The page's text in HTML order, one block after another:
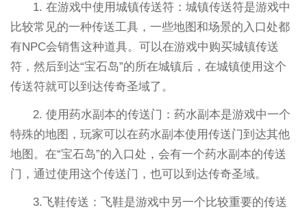
1. 在游戏中使用城镇传送符：城镇传送符是游戏中
比较常见的一种传送工具，一些地图和场景的入口处都
有NPC会销售这种道具。可以在游戏中购买城镇传送
符，然后到达“宝石岛”的所在城镇后，在城镇使用这个
传送符就可以到达传奇圣域了。
2. 使用药水副本的传送门：药水副本是游戏中一个
特殊的地图，玩家可以在药水副本使用传送门到达其他
地图。在“宝石岛”的入口处，会有一个药水副本的传送
门，通过使用这个传送门，也可以到达传奇圣域。
3.飞鞋传送：飞鞋是游戏中另一个比较重要的传送